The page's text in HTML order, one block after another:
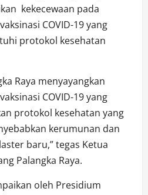
kekecewaan pada
COVID-19 yang
protokol kesehatan
Raya menyayangkan
COVID-19 yang
protokol kesehatan yang
kerumunan dan
baru,” tegas Ketua
Palangka Raya.
oleh Presidium